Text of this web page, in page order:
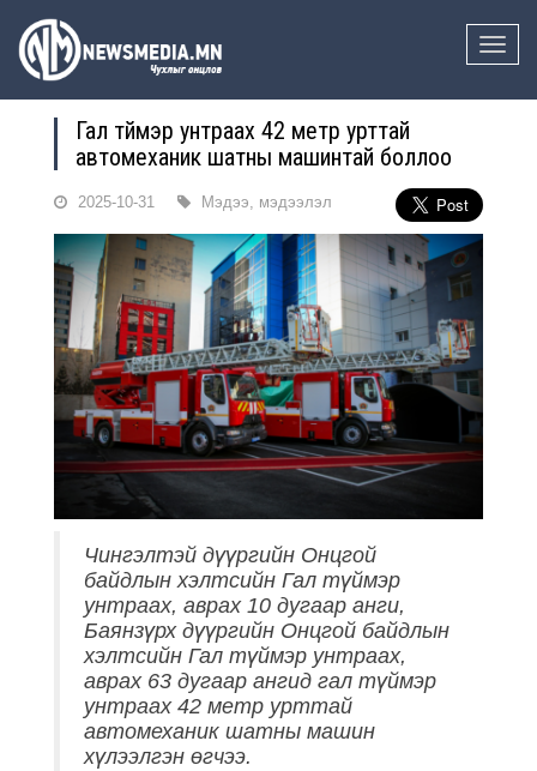
Toggle
Гал түймэр унтраах 42 метр урттай
автомеханик шатны машинтай боллоо
2025-10-31 Мэдээ, мэдээлэл
Чингэлтэй дүүргийн Онцгой
байдлын хэлтсийн Гал түймэр
унтраах, аврах 10 дугаар анги,
Баянзүрх дүүргийн Онцгой байдлын
хэлтсийн Гал түймэр унтраах,
аврах 63 дугаар ангид гал түймэр
унтраах 42 метр урттай
автомеханик шатны машин
хүлээлгэн өгчээ.